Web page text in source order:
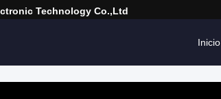
Technology Co.,ltd
Inicio